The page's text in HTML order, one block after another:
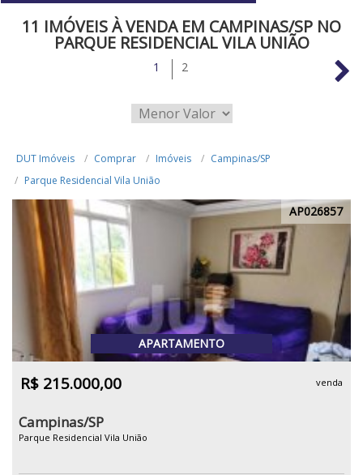
11 IMÓVEIS À VENDA EM CAMPINAS/SP NO
PARQUE RESIDENCIAL VILA UNIÃO
1 2
DUT Imóveis Comprar Imóveis
Campinas/SP
Parque Residencial Vila União
AP026857
APARTAMENTO
R$ 215.000,00 venda
Campinas/SP
Parque Residencial Vila União